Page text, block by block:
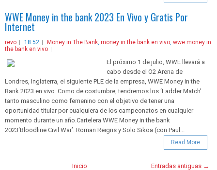
WWE Money in the bank 2023 En Vivo y Gratis Por
Internet
revo 18:52 Money in The Bank, money in the bank en vivo, wwe money in
the bank en vivo
El próximo 1 de julio, WWE llevará a
cabo desde el O2 Arena de
Londres, Inglaterra, el siguiente PLE de la empresa, WWE Money in the
Bank 2023 en vivo. Como de costumbre, tendremos los ‘Ladder Match’
tanto masculino como femenino con el objetivo de tener una
oportunidad titular por cualquiera de los campeonatos en cualquier
momento durante un año.Cartelera WWE Money in the bank
2023‘Bloodline Civil War’: Roman Reigns y Solo Sikoa (con Paul...
Read More
Entradas antiguas →
Inicio